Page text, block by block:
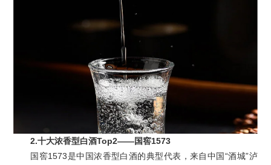
2.十大浓香型白酒Top2——国窖1573
国窖1573是中国浓香型白酒的典型代表，来自中国“酒城”泸